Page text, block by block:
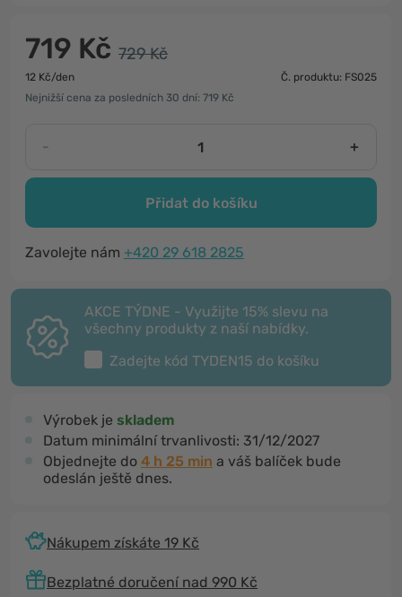
719 Kč 729 Kč
12 Kč/den
Č. produktu: FS025
Nejnižší cena za posledních 30 dní: 719 Kč
- +
Přidat do košíku
Zavolejte nám +420 29 618 2825
AKCE TÝDNE - Využijte 15% slevu na
všechny produkty z naší nabídky.
Zadejte kód TYDEN15 do košíku
Výrobek je skladem
Datum minimální trvanlivosti: 31/12/2027
Objednejte do 4 h 25 min a váš balíček bude
odeslán ještě dnes.
Nákupem získáte 19 Kč
Bezplatné doručení nad 990 Kč